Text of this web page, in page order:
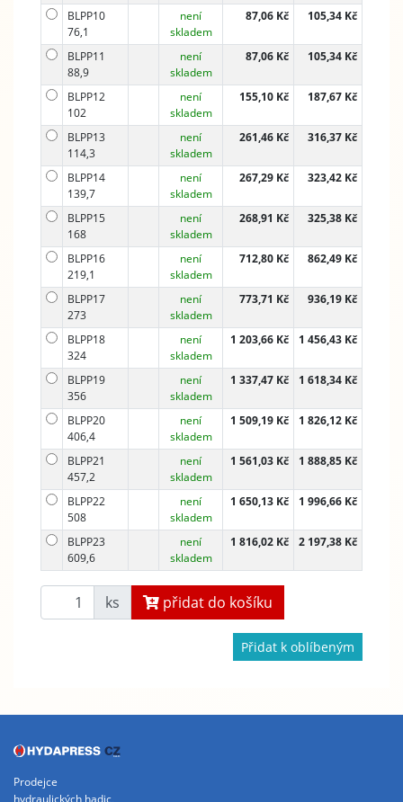
BLPP10
76,1
není
skladem
87,06 Kč 105,34 Kč
BLPP11
88,9
není
skladem
87,06 Kč 105,34 Kč
BLPP12
102
není
skladem
155,10 Kč 187,67 Kč
BLPP13
114,3
není
skladem
261,46 Kč 316,37 Kč
BLPP14
139,7
není
skladem
267,29 Kč 323,42 Kč
BLPP15
168
není
skladem
268,91 Kč 325,38 Kč
BLPP16
219,1
není
skladem
712,80 Kč 862,49 Kč
BLPP17
273
není
skladem
773,71 Kč 936,19 Kč
BLPP18
324
není
skladem
1 203,66 Kč 1 456,43 Kč
BLPP19
356
není
skladem
1 337,47 Kč 1 618,34 Kč
BLPP20
406,4
není
skladem
1 509,19 Kč 1 826,12 Kč
BLPP21
457,2
není
skladem
1 561,03 Kč 1 888,85 Kč
BLPP22
508
není
skladem
1 650,13 Kč 1 996,66 Kč
BLPP23
609,6
není
skladem
1 816,02 Kč 2 197,38 Kč
ks přidat do košíku
Přidat k oblíbeným
Prodejce
hydraulických hadic,